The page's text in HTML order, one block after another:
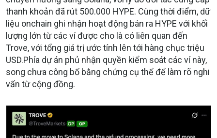
thanh khoản đã rút 500.000 HYPE. Cùng thời điểm, dữ
liệu onchain ghi nhận hoạt động bán ra HYPE với khối
lượng lớn từ các ví được cho là có liên quan đến
Trove, với tổng giá trị ước tính lên tới hàng chục triệu
USD.Phía dự án phủ nhận quyền kiểm soát các ví này,
song chưa công bố bằng chứng cụ thể để làm rõ nghi
vấn từ cộng đồng.